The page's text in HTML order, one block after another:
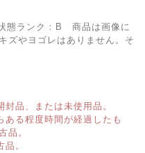
態ランク：B 商品は画像に
ズやヨゴレはありません。そ
品、または未使用品。
る程度時間が経過したも
品。
。